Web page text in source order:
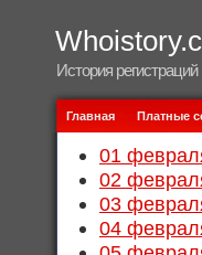
История
Главная Платные
01
02
03
04